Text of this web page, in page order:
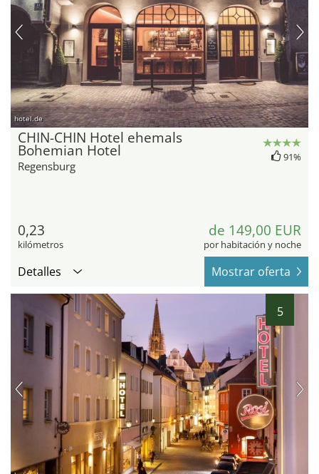
hotel.de
CHIN-CHIN Hotel ehemals
Bohemian Hotel
Regensburg
91%
0,23
kilómetros
de 149,00 EUR
por habitación y noche
Detalles Mostrar oferta
5